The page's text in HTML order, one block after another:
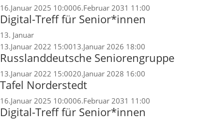
16.Januar 2025 10:0006.Februar 2031 11:00
Digital-Treff für Senior*innen
13. Januar
13.Januar 2022 15:0013.Januar 2026 18:00
Russlanddeutsche Seniorengruppe
13.Januar 2022 15:0020.Januar 2028 16:00
Tafel Norderstedt
16.Januar 2025 10:0006.Februar 2031 11:00
Digital-Treff für Senior*innen